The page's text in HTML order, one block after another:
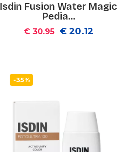
Isdin Fusion Water Magic
Pedia...
€ 30.95 € 20.12
-35%